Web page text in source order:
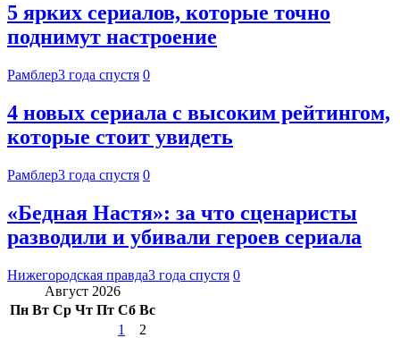
5 ярких сериалов, которые точно
поднимут настроение
Рамблер3 года спустя 0
4 новых сериала с высоким рейтингом,
которые стоит увидеть
Рамблер3 года спустя 0
«Бедная Настя»: за что сценаристы
разводили и убивали героев сериала
Нижегородская правда3 года спустя 0
Август 2026
Пн Вт Ср Чт Пт Сб Вс
1
2